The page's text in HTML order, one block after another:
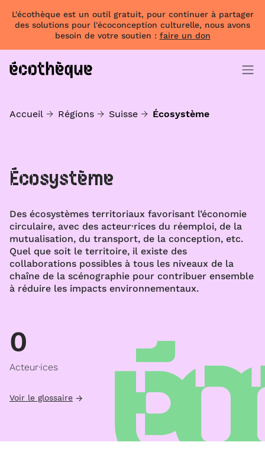
L'écothèque est un outil gratuit, pour continuer à partager
des solutions pour l'écoconception culturelle, nous avons
besoin de votre soutien : faire un don
Accueil Régions Suisse Écosystème
Écosystème
Des écosystèmes territoriaux favorisant l’économie
circulaire, avec des acteur·rices du réemploi, de la
mutualisation, du transport, de la conception, etc.
Quel que soit le territoire, il existe des
collaborations possibles à tous les niveaux de la
chaîne de la scénographie pour contribuer ensemble
à réduire les impacts environnementaux.
0
Acteur·ices
Voir le glossaire